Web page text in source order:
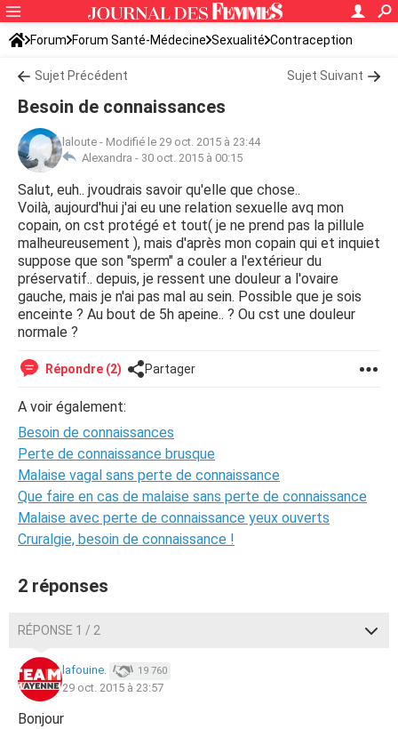
Forum Forum Santé-Médecine Sexualité Contraception
Sujet Précédent Sujet Suivant
Besoin de connaissances
laloute - Modifié le 29 oct. 2015 à 23:44
Alexandra - 30 oct. 2015 à 00:15
Salut, euh.. jvoudrais savoir qu'elle que chose..
Voilà, aujourd'hui j'ai eu une relation sexuelle avq mon
copain, on cst protégé et tout( je ne prend pas la pillule
malheureusement ), mais d'après mon copain qui et inquiet
suppose que son "sperm" a couler a l'extérieur du
préservatif.. depuis, je ressent une douleur a l'ovaire
gauche, mais je n'ai pas mal au sein. Possible que je sois
enceinte ? Au bout de 5h apeine.. ? Ou cst une douleur
normale ?
Répondre (2) Partager
A voir également:
Besoin de connaissances
Perte de connaissance brusque
Malaise vagal sans perte de connaissance
Que faire en cas de malaise sans perte de connaissance
Malaise avec perte de connaissance yeux ouverts
Cruralgie, besoin de connaissance !
2 réponses
RÉPONSE 1 / 2
lafouine. 19 760
29 oct. 2015 à 23:57
Bonjour